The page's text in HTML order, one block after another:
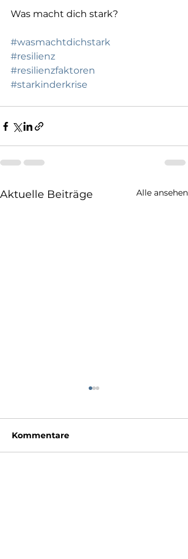
Was macht dich stark?
#wasmachtdichstark
#resilienz
#resilienzfaktoren
#starkinderkrise
Aktuelle Beiträge Alle ansehen
Kommentare